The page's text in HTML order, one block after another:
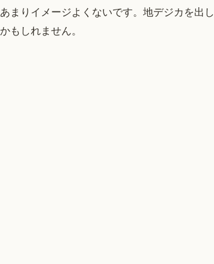
あまりイメージよくないです。地デジカを出
かもしれません。